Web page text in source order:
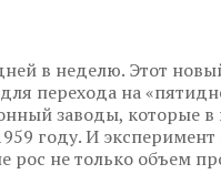
в неделю. Этот
перехода на
заводы, которые в
году. И эксперимент
не только объем